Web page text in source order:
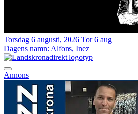
Torsdag 6 augusti, 2026 Tor 6 aug
Dagens namn: Alfons, Inez
Annons